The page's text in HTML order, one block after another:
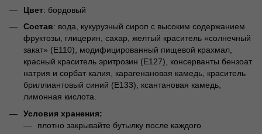
Цвет: бордовый
Состав: вода, кукурузный сироп с высоким содержанием
фруктозы, глицерин, сахар, желтый краситель «солнечный
закат» (E110), модифицированный пищевой крахмал,
красный краситель эритрозин (E127), консерванты бензоат
натрия и сорбат калия, карагенановая камедь, краситель
бриллиантовый синий (E133), ксантановая камедь,
лимонная кислота.
Условия хранения:
плотно закрывайте бутылку после каждого